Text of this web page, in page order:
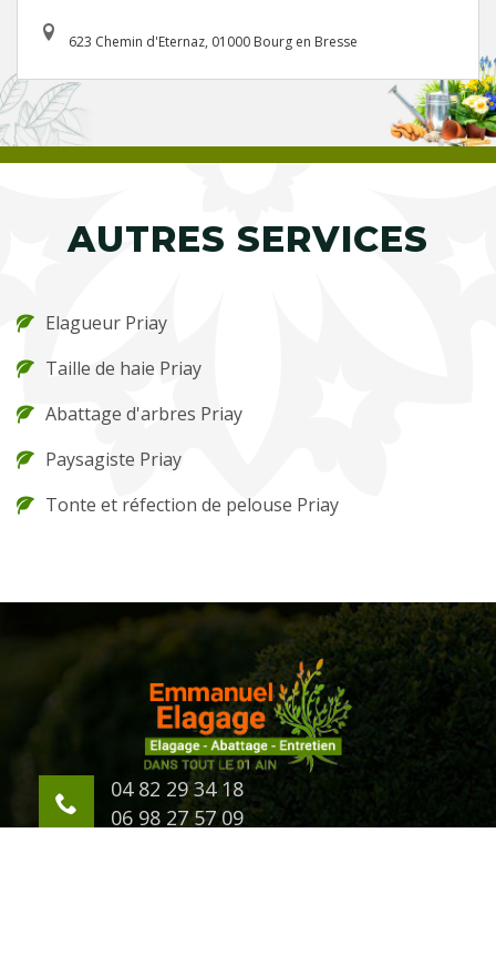
623 Chemin d'Eternaz, 01000 Bourg en Bresse
AUTRES SERVICES
Elagueur Priay
Taille de haie Priay
Abattage d'arbres Priay
Paysagiste Priay
Tonte et réfection de pelouse Priay
04 82 29 34 18
06 98 27 57 09